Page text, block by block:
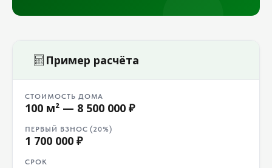
Пример расчёта
СТОИМОСТЬ ДОМА
100 м² — 8 500 000 ₽
ПЕРВЫЙ ВЗНОС (20%)
1 700 000 ₽
СРОК